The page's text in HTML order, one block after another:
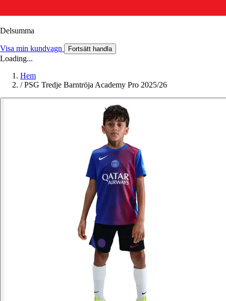
Delsumma
Visa min kundvagn Fortsätt handla
Loading...
Hem
/ PSG Tredje Barntröja Academy Pro 2025/26